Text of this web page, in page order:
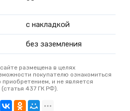
с накладкой
без заземления
размещена в целях
покупателю ознакомиться
приобретением, и не является
437 ГК РФ).